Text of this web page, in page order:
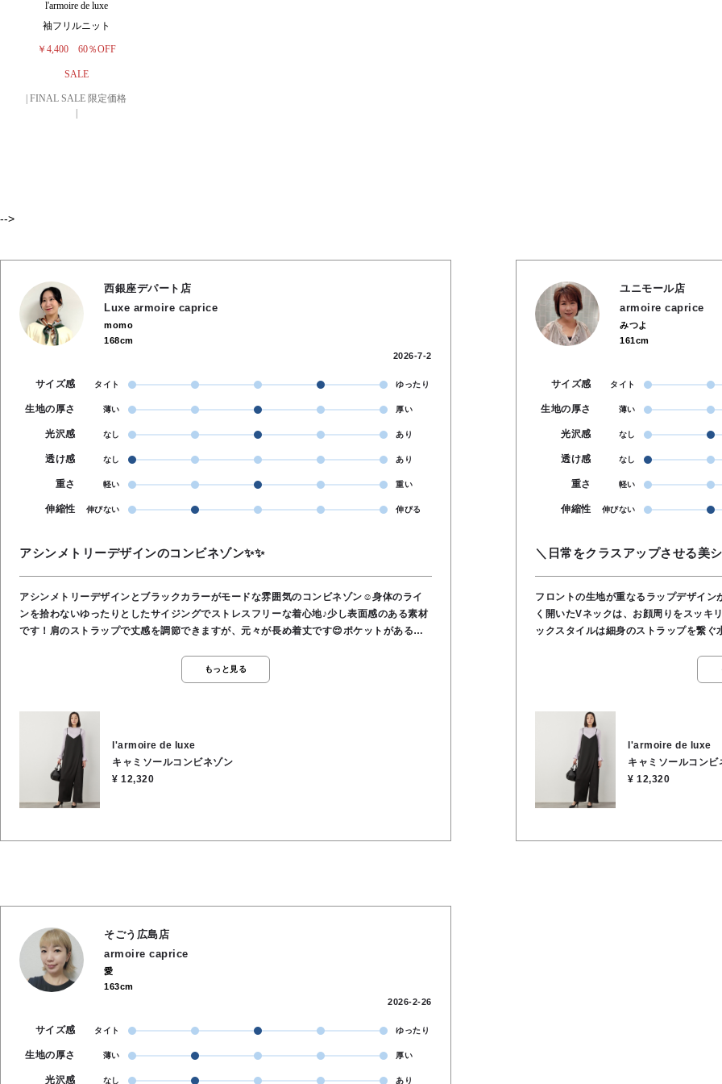
l'armoire de luxe
袖フリルニット
￥4,400 60％OFF
SALE
| FINAL SALE 限定価格
-->
西銀座デパート店
Luxe armoire caprice
momo
168cm
2026-7-2
サイズ感 タイト ゆったり
生地の厚さ 薄い 厚い
光沢感 なし あり
透け感 なし あり
重さ 軽い 重い
伸縮性 伸びない 伸びる
アシンメトリーデザインのコンビネゾン✨✨
アシンメトリーデザインとブラックカラーがモードな雰囲気のコンビネゾン☺️身体のライ
ンを拾わないゆったりとしたサイジングでストレスフリーな着心地♪少し表面感のある素材
です！肩のストラップで丈感を調節できますが、元々が長め着丈です😌ポケットがあるの
もっと見る
l'armoire de luxe
キャミソールコンビネゾン
¥ 12,320
ユニモール店
armoire caprice
みつよ
161cm
サイズ感 タイト
生地の厚さ 薄い
光沢感 なし
透け感 なし
重さ 軽い
伸縮性 伸びない
＼日常をクラスアップさせる美
フロントの生地が重なるラップデザイン
く開いたVネックは、お顔周りをスッキ
ックスタイルは細身のストラップを繋
ので、脚のラインを拾わず、体型を気にせ
落ちる落ち感のある素材が、縦のライン
丈137cm/身幅49cm/股下61cm/裾幅34cm/渡
ナー 身頃のみあり ●ポケット あり ●お
ポリエステル100％
l'armoire de luxe
キャミソールコンビ
¥ 12,320
そごう広島店
armoire caprice
愛
163cm
2026-2-26
サイズ感 タイト ゆったり
生地の厚さ 薄い 厚い
光沢感 なし あり